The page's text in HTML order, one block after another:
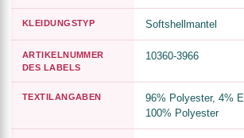
KLEIDUNGSTYP Softshellmantel
ARTIKELNUMMER
DES LABELS
10360-3966
TEXTILANGABEN
96% Polyester, 4%
100% Polyester